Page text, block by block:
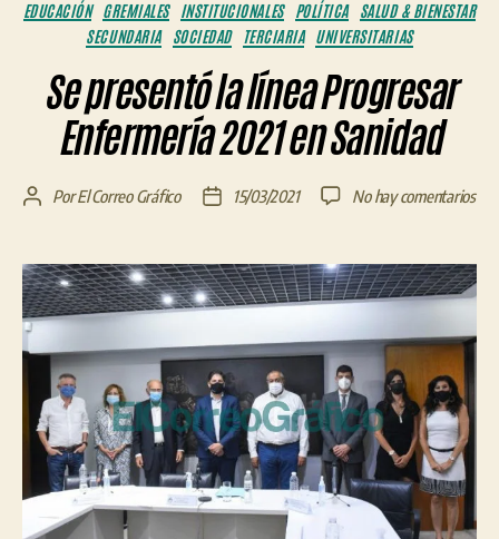
Categorías
EDUCACIÓN GREMIALES INSTITUCIONALES POLÍTICA
SALUD & BIENESTAR
SECUNDARIA
SOCIEDAD TERCIARIA UNIVERSITARIAS
Se presentó la línea Progresar
Enfermería 2021 en Sanidad
Autor
entrada
PorEl Correo Gráfico
Fecha
entrada
15/03/2021 No hay comentariosen
la